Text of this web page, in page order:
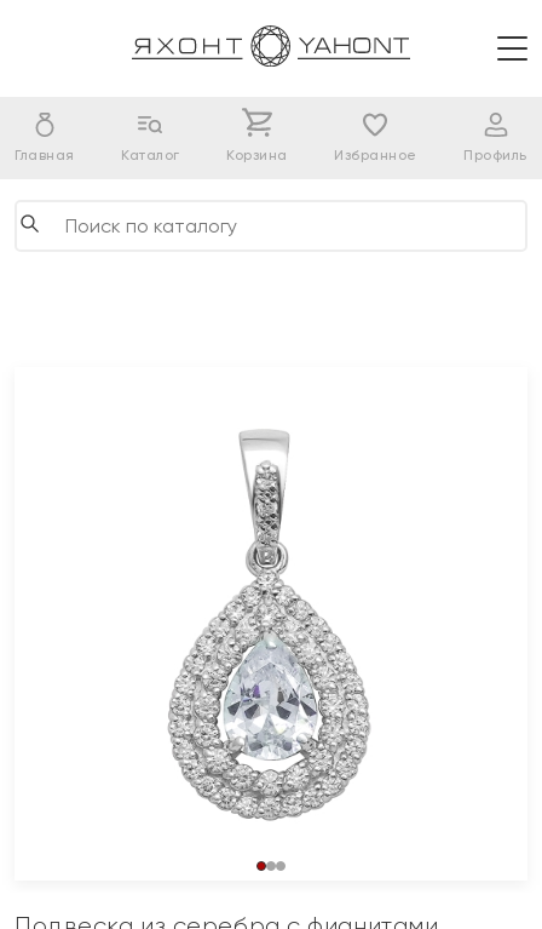
Главная Каталог Корзина Избранное Профиль